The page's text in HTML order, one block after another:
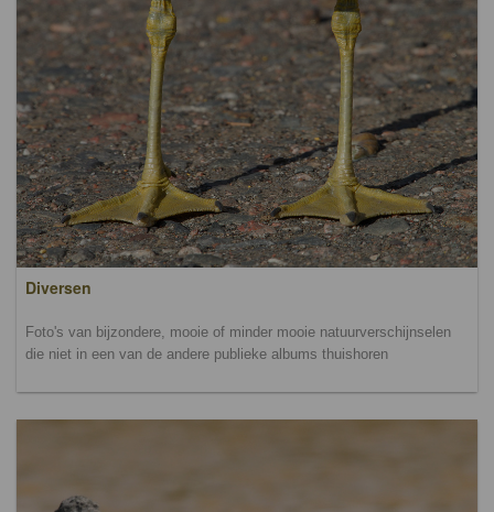
Diversen
Foto's van bijzondere, mooie of minder mooie natuurverschijnselen
die niet in een van de andere publieke albums thuishoren